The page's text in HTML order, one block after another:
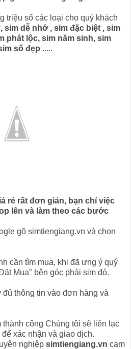
triệu số các loại cho quý khách
sim dễ nhớ , sim đặc biệt , sim
phát lộc, sim năm sinh, sim
số đẹp .....
rẻ rất đơn giản, bạn chỉ việc
lên và làm theo các bước
gõ simtiengiang.vn và chọn
cần tìm mua, khi đã ưng ý quý
Mua" bên góc phải sim đó.
thông tin vào đơn hàng và
công Chúng tôi sẽ liên lạc
xác nhận và giao dịch.
nghiệp simtiengiang.vn cam